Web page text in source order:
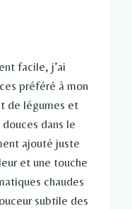
facile, j’ai
préféré à mon
de légumes et
dans le
ajouté juste
et une touche
chaudes
subtile des